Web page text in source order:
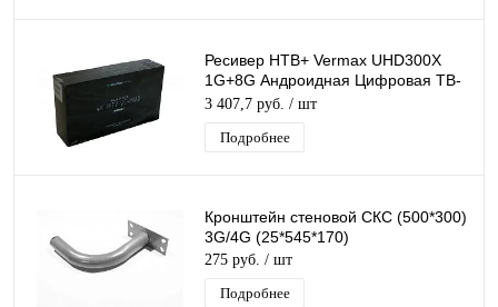
Ресивер НТВ+ Vermax UHD300X
1G+8G Андроидная Цифровая ТВ-
приставка 4К IPTV Smart TV
3 407,7 руб. / шт
Подробнее
Кронштейн стеновой СКС (500*300)
3G/4G (25*545*170)
275 руб. / шт
Подробнее